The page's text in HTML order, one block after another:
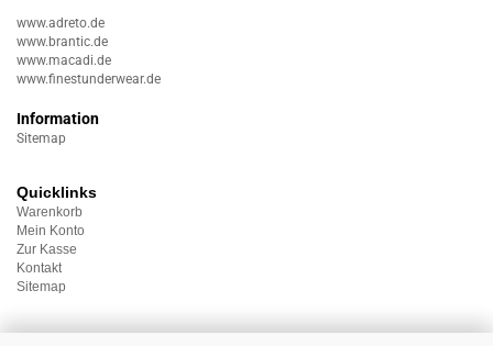
www.adreto.de
www.brantic.de
www.macadi.de
www.finestunderwear.de
Information
Sitemap
Quicklinks
Warenkorb
Mein Konto
Zur Kasse
Kontakt
Sitemap